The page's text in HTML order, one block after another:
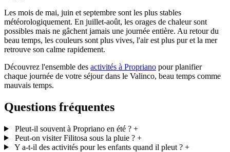
Les mois de mai, juin et septembre sont les plus stables
météorologiquement. En juillet-août, les orages de chaleur sont
possibles mais ne gâchent jamais une journée entière. Au retour du
beau temps, les couleurs sont plus vives, l'air est plus pur et la mer
retrouve son calme rapidement.
Découvrez l'ensemble des activités à Propriano pour planifier
chaque journée de votre séjour dans le Valinco, beau temps comme
mauvais temps.
Questions fréquentes
Pleut-il souvent à Propriano en été ? +
Peut-on visiter Filitosa sous la pluie ? +
Y a-t-il des activités pour les enfants quand il pleut ? +